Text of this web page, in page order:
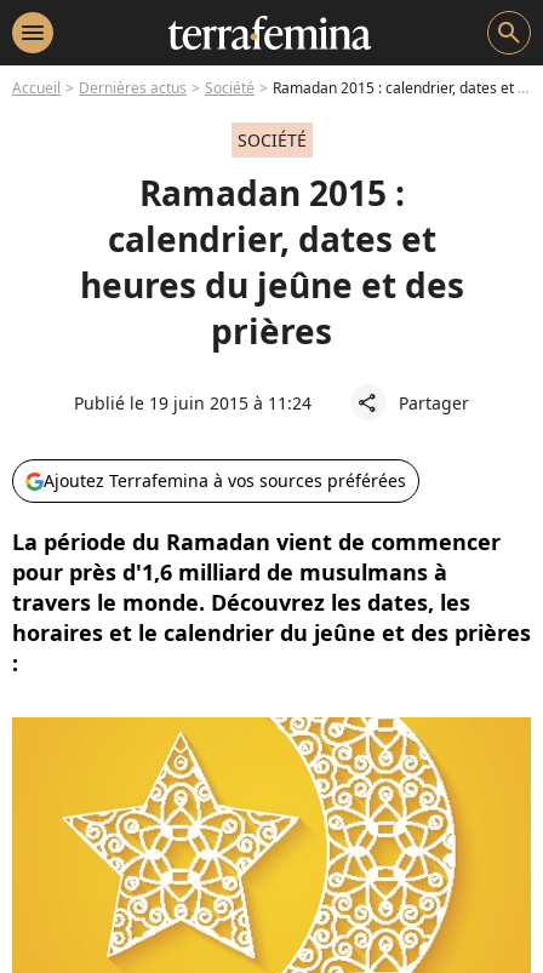
menu search
Accueil Dernières actus Société Ramadan 2015 : calendrier, dates et heures du jeûne et des prières
SOCIÉTÉ
Ramadan 2015 :
calendrier, dates et
heures du jeûne et des
prières
Publié le 19 juin 2015 à 11:24 share Partager
Ajoutez Terrafemina à vos sources préférées
La période du Ramadan vient de commencer
pour près d'1,6 milliard de musulmans à
travers le monde. Découvrez les dates, les
horaires et le calendrier du jeûne et des prières
: